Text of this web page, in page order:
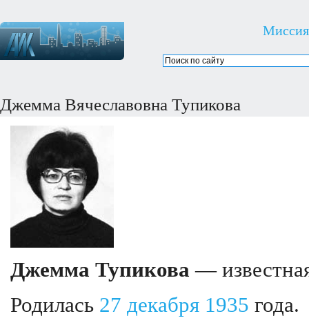
Миссия
Джемма Вячеславовна Тупикова
Джемма Тупикова —
Родилась 27 декабря 1935 года.